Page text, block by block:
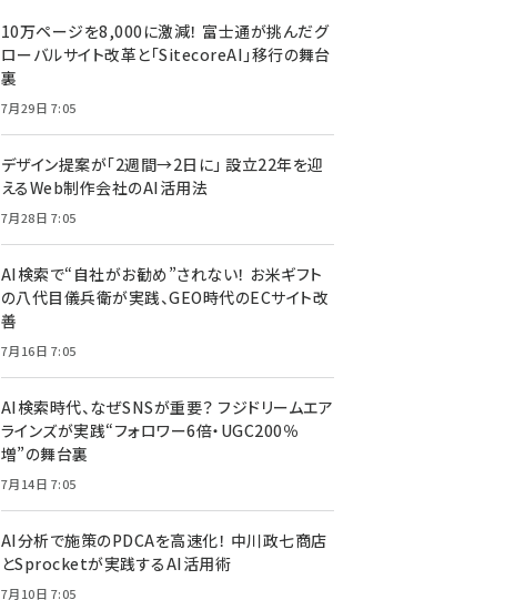
10万ページを8,000に激減！ 富士通が挑んだグ
ローバルサイト改革と「SitecoreAI」移行の舞台
裏
7月29日 7:05
デザイン提案が「2週間→2日に」 設立22年を迎
えるWeb制作会社のAI活用法
7月28日 7:05
AI検索で“自社がお勧め”されない！ お米ギフト
の八代目儀兵衛が実践、GEO時代のECサイト改
善
7月16日 7:05
AI検索時代、なぜSNSが重要？ フジドリームエア
ラインズが実践“フォロワー6倍・UGC200％
増”の舞台裏
7月14日 7:05
AI分析で施策のPDCAを高速化！ 中川政七商店
とSprocketが実践するAI活用術
7月10日 7:05